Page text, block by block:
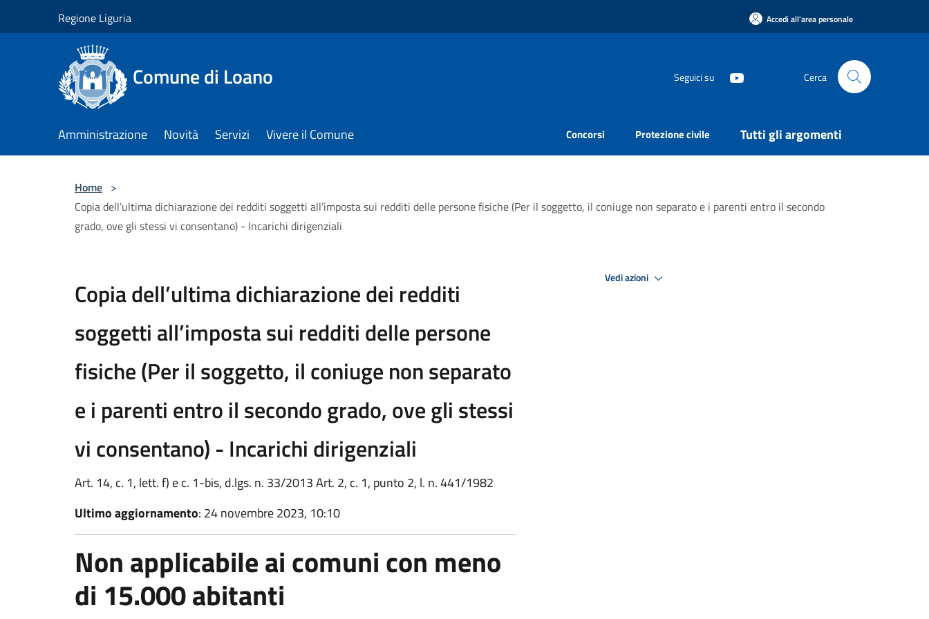
Regione Liguria Accedi all'area personale
Comune di Loano Seguici su Cerca
Amministrazione Novità Servizi Vivere il Comune Concorsi Protezione civile Tutti gli argomenti
Home >
Copia dell’ultima dichiarazione dei redditi soggetti all’imposta sui redditi delle persone fisiche (Per il soggetto, il coniuge non separato e i parenti entro il secondo
grado, ove gli stessi vi consentano) - Incarichi dirigenziali
Copia dell’ultima dichiarazione dei redditi
soggetti all’imposta sui redditi delle persone
fisiche (Per il soggetto, il coniuge non separato
e i parenti entro il secondo grado, ove gli stessi
vi consentano) - Incarichi dirigenziali
Art. 14, c. 1, lett. f) e c. 1-bis, d.lgs. n. 33/2013 Art. 2, c. 1, punto 2, l. n. 441/1982
Ultimo aggiornamento: 24 novembre 2023, 10:10
Non applicabile ai comuni con meno
di 15.000 abitanti
Vedi azioni